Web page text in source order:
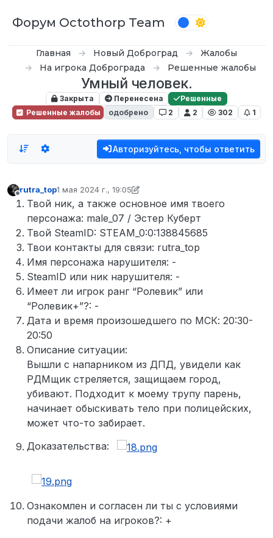
Форум Octothorp Team
Главная Новый Доброград
Жалобы
На игрока Доброграда
Решенные жалобы
Умный человек.
Закрыта Перенесена
Решенные
Решенные жалобы
одобрено 2 2 302 1
Авторизуйтесь, чтобы ответить
Не в сети
rutra_top1 мая 2024 г., 19:05
отредактировано What
Твой ник, а также основное имя твоего
персонажа: male_07 / Эстер Куберт
Твой SteamID: STEAM_0:0:138845685
Твои контакты для связи: rutra_top
Имя персонажа нарушителя: -
SteamID или ник нарушителя: -
Имеет ли игрок ранг “Ролевик” или
“Ролевик+”?: -
Дата и время произошедшего по МСК: 20:30-
20:50
Описание ситуации:
Вышли с напарником из ДПД, увидели как
РДМщик стреляется, защищаем город,
убивают. Подходит к моему трупу парень,
начинает обыскивать тело при полицейских,
может что-то забирает.
Доказательства:
Ознакомлен и согласен ли ты с условиями
подачи жалоб на игроков?: +